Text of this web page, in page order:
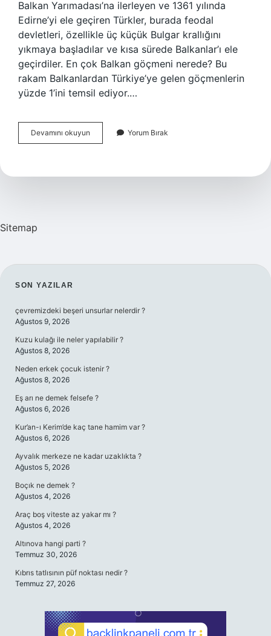
Balkan Yarımadası’na ilerleyen ve 1361 yılında
Edirne’yi ele geçiren Türkler, burada feodal
devletleri, özellikle üç küçük Bulgar krallığını
yıkmaya başladılar ve kısa sürede Balkanlar’ı ele
geçirdiler. En çok Balkan göçmeni nerede? Bu
rakam Balkanlardan Türkiye’ye gelen göçmenlerin
yüzde 1’ini temsil ediyor.…
Devamını okuyun Balkanlarda
Türk
Yorum Bırak
Sitemap
SIDEBAR
SON YAZILAR
çevremizdeki beşeri unsurlar nelerdir ?
Ağustos 9, 2026
Kuzu kulağı ile neler yapılabilir ?
Ağustos 8, 2026
Neden erkek çocuk istenir ?
Ağustos 8, 2026
Eş arı ne demek felsefe ?
Ağustos 6, 2026
Kur’an-ı Kerim’de kaç tane hamim var ?
Ağustos 6, 2026
Ayvalık merkeze ne kadar uzaklıkta ?
Ağustos 5, 2026
Boçık ne demek ?
Ağustos 4, 2026
Araç boş viteste az yakar mı ?
Ağustos 4, 2026
Altınova hangi parti ?
Temmuz 30, 2026
Kıbrıs tatlısının püf noktası nedir ?
Temmuz 27, 2026